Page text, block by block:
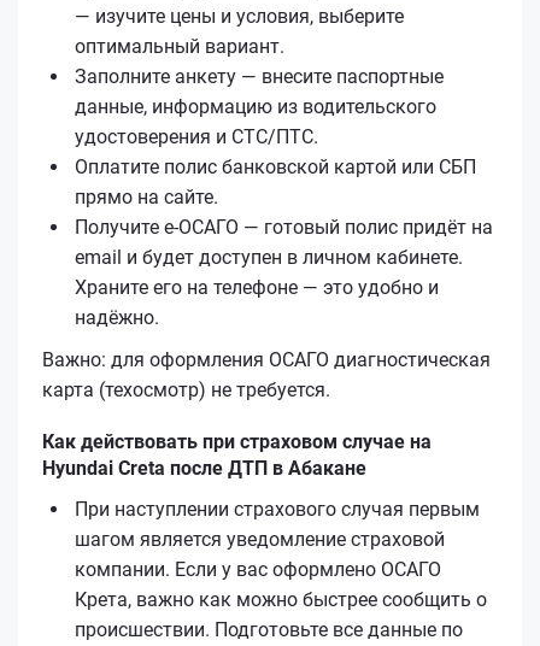
— изучите цены и условия, выберите
оптимальный вариант.
Заполните анкету — внесите паспортные
данные, информацию из водительского
удостоверения и СТС/ПТС.
Оплатите полис банковской картой или СБП
прямо на сайте.
Получите е‑ОСАГО — готовый полис придёт на
email и будет доступен в личном кабинете.
Храните его на телефоне — это удобно и
надёжно.
Важно: для оформления ОСАГО диагностическая
карта (техосмотр) не требуется.
Как действовать при страховом случае на
Hyundai Creta после ДТП в Абакане
При наступлении страхового случая первым
шагом является уведомление страховой
компании. Если у вас оформлено ОСАГО
Кретa, важно как можно быстрее сообщить о
происшествии. Подготовьте все данные по